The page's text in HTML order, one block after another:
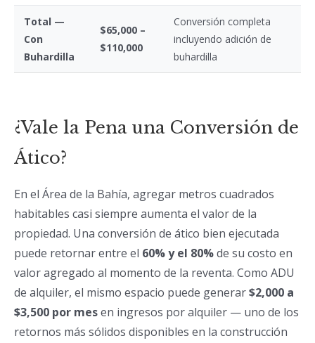
Total —
Con
Buhardilla
$65,000 –
$110,000
Conversión completa
incluyendo adición de
buhardilla
¿Vale la Pena una Conversión de
Ático?
En el Área de la Bahía, agregar metros cuadrados
habitables casi siempre aumenta el valor de la
propiedad. Una conversión de ático bien ejecutada
puede retornar entre el 60% y el 80%de su costo en
valor agregado al momento de la reventa. Como ADU
de alquiler, el mismo espacio puede generar$2,000 a
$3,500 por mesen ingresos por alquiler — uno de los
retornos más sólidos disponibles en la construcción